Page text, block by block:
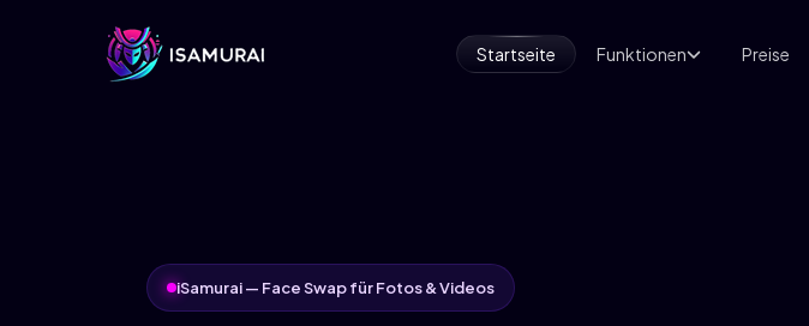
Startseite Funktionen Preise
iSamurai — Face Swap für Fotos & Videos